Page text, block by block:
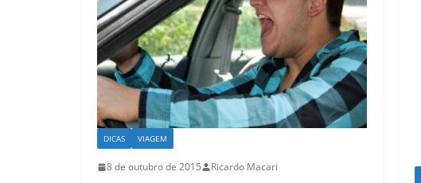
DICAS VIAGEM
8 de outubro de 2015 Ricardo Macari